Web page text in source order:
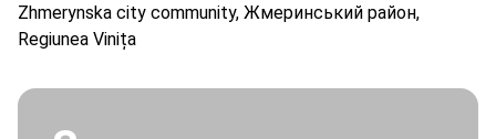
Zhmerynska city community, Жмеринський район,
Regiunea Vinița